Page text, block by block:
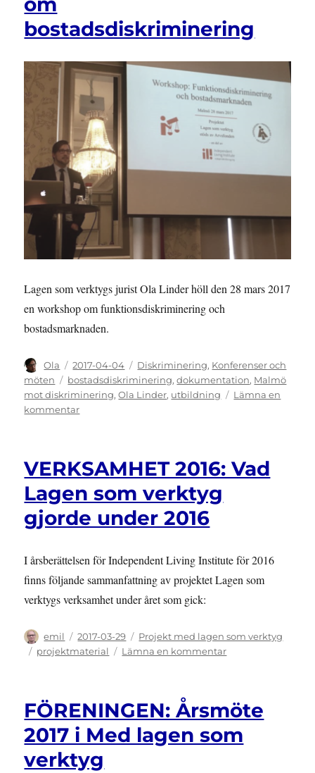
on
persons
disability
bostadsdiskriminering
Lagen som verktygs jurist Ola Linder höll den 28 mars 2017
en workshop om funktionsdiskriminering och
bostadsmarknaden.
Författare
Ola
Publicerat
den
2017-04-04 Kategorier
Diskriminering, Konferenser och
möten
Etiketter
bostadsdiskriminering,dokumentation, Malmö
mot diskriminering,Ola Linder, utbildning
Lämna en
kommentartill
verktyg
workshop
om
bostadsdiskriminering
VERKSAMHET 2016: Vad
Lagen som verktyg
gjorde under 2016
I årsberättelsen för Independent Living Institute för 2016
finns följande sammanfattning av projektet Lagen som
verktygs verksamhet under året som gick:
Författare
emil
Publicerat
den
2017-03-29 Kategorier
Projekt med lagen som verktyg
Etiketter
projektmaterial Lämna en kommentartill
Lagen
verktyg
FÖRENINGEN: Årsmöte
2017 i Med lagen som
verktyg